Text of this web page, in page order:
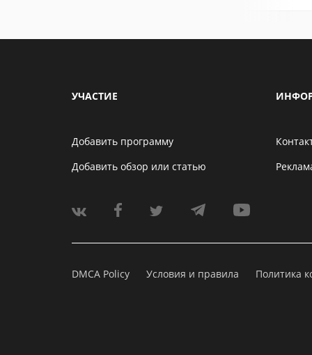
УЧАСТИЕ
Добавить программу
Добавить обзор или статью
DMCA Policy Условия и правила
Политика